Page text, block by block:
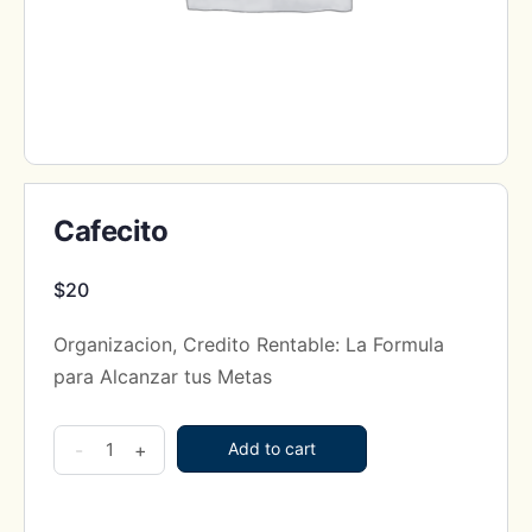
Cafecito
$20
Organizacion, Credito Rentable: La Formula
para Alcanzar tus Metas
Cafecito
quantity
- + Add to cart